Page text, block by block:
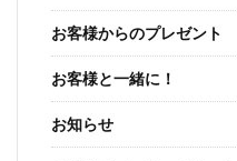
お客様からのプレゼント
お客様と一緒に！
お知らせ